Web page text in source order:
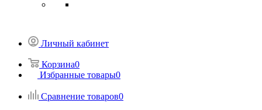
Личный кабинет
Корзина0
Избранные товары0
Сравнение товаров0